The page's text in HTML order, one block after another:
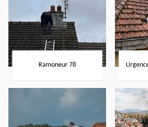
Ramoneur 78